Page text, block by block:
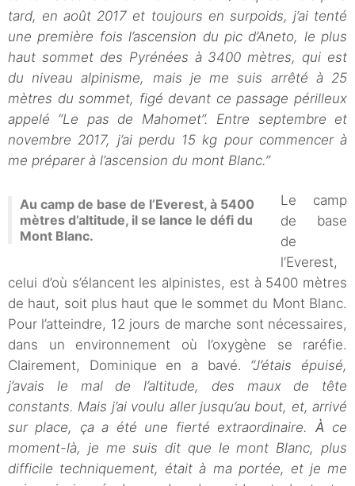
tard, en août 2017 et toujours en surpoids, j’ai tenté
une première fois l’ascension du pic d’Aneto, le plus
haut sommet des Pyrénées à 3400 mètres, qui est
du niveau alpinisme, mais je me suis arrêté à 25
mètres du sommet, figé devant ce passage périlleux
appelé “Le pas de Mahomet”. Entre septembre et
novembre 2017, j’ai perdu 15 kg pour commencer à
me préparer à l’ascension du mont Blanc.”
Au camp de base de l’Everest, à 5400
mètres d’altitude, il se lance le défi du
Mont Blanc.
Le camp
de base
de
l’Everest,
celui d’où s’élancent les alpinistes, est à 5400 mètres
de haut, soit plus haut que le sommet du Mont Blanc.
Pour l’atteindre, 12 jours de marche sont nécessaires,
dans un environnement où l’oxygène se raréfie.
Clairement, Dominique en a bavé. “J’étais épuisé,
j’avais le mal de l’altitude, des maux de tête
constants. Mais j’ai voulu aller jusqu’au bout, et, arrivé
sur place, ça a été une fierté extraordinaire. À ce
moment-là, je me suis dit que le mont Blanc, plus
difficile techniquement, était à ma portée, et je me